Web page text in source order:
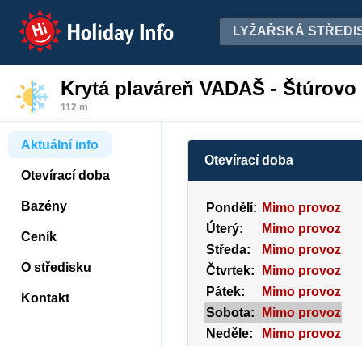
Holiday Info LYŽAŘSKÁ
Krytá plaváreň VADAŠ - Štúrovo
112 m
Aktuální info
Otevírací doba
Bazény
Ceník
O středisku
Kontakt
Otevírací doba
Pondělí: Mimo provoz
Úterý:
Mimo provoz
Středa:
Mimo provoz
Čtvrtek:
Mimo provoz
Pátek:
Mimo provoz
Sobota:
Mimo provoz
Neděle:
Mimo provoz